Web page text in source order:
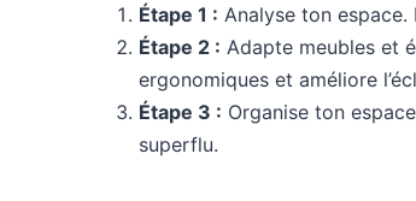
Étape 1 : Analyse ton
Étape 2 : Adapte meubles et
ergonomiques et améliore
Étape 3 : Organise ton
superflu.